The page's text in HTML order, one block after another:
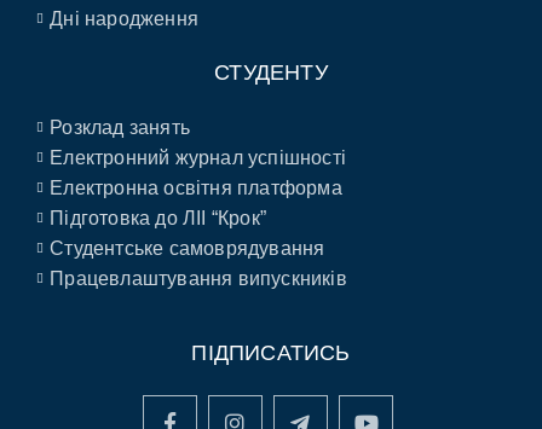
Дні народження
СТУДЕНТУ
Розклад занять
Електронний журнал успішності
Електронна освітня платформа
Підготовка до ЛІІ “Крок”
Студентське самоврядування
Працевлаштування випускників
ПІДПИСАТИСЬ